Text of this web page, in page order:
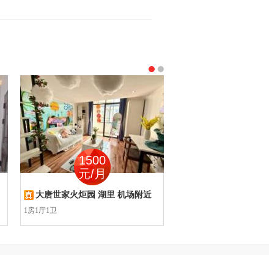
1500
元/月
大唐世家火炬园 湖里 机场附近
1房1厅1卫